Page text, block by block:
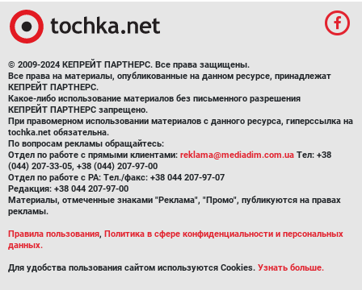
© 2009-2024 КЕПРЕЙТ ПАРТНЕРС. Все права защищены.
Все права на материалы, опубликованные на данном ресурсе, принадлежат
КЕПРЕЙТ ПАРТНЕРС.
Какое-либо использование материалов без письменного разрешения
КЕПРЕЙТ ПАРТНЕРС запрещено.
При правомерном использовании материалов с данного ресурса, гиперссылка на
tochka.net обязательна.
По вопросам рекламы обращайтесь:
Отдел по работе с прямыми клиентами: reklama@mediadim.com.ua Тел: +38
(044) 207-33-05, +38 (044) 207-97-00
Отдел по работе с РА: Тел./факс: +38 044 207-97-07
Редакция: +38 044 207-97-00
Материалы, отмеченные знаками "Реклама", "Промо", публикуются на правах
рекламы.
Правила пользования, Политика в сфере конфиденциальности и персональных
данных.
Для удобства пользования сайтом используются Cookies. Узнать больше.